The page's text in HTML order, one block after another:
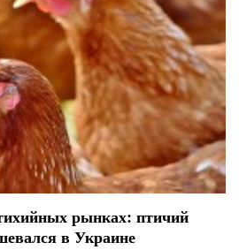
рынках: птичий
в Украине